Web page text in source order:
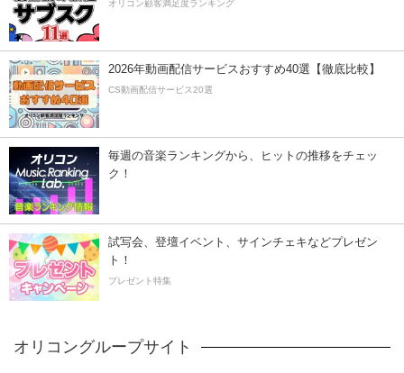
オリコン顧客満足度ランキング
2026年動画配信サービスおすすめ40選【徹底比較】
CS動画配信サービス20選
毎週の音楽ランキングから、ヒットの推移をチェッ
ク！
試写会、登壇イベント、サインチェキなどプレゼン
ト！
プレゼント特集
オリコングループサイト